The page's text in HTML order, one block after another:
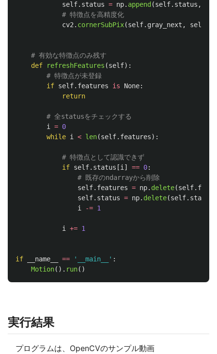
self. status = np. append (self. status ,
cv2 . cornerSubPix(self. gray_next , self
def
refreshFeatures (self):
if self. features is None:
return
i
= 0
while i < len(self. features):
if self. status [i ] == 0:
self. features = np. delete(self.
self. status = np. delete(self. status
i
-= 1
i += 1
if __name__ == ' __main__ ' :
Motion(). run()
実行結果
プログラムは、OpenCVのサンプル動画